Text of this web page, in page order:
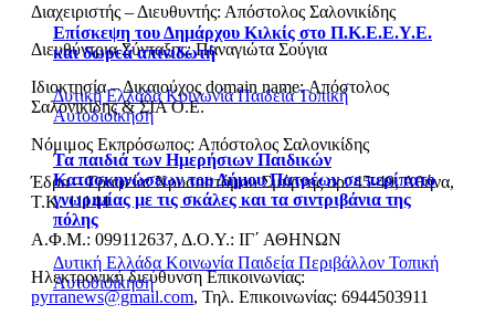
Επίσκεψη του Δημάρχου Κιλκίς στο Π.Κ.Ε.Ε.Υ.Ε.
και δωρεά απινιδωτή
Δυτική ΕλλάδαΚοινωνίαΠαιδείαΤοπική
Αυτοδιοίκηση
Τα παιδιά των Ημερήσιων Παιδικών
Κατασκηνώσεων του Δήμου Πατρέων σε περίπατο
γνωριμίας με τις σκάλες και τα σιντριβάνια της
πόλης
Δυτική Ελλάδα Κοινωνία Παιδεία Περιβάλλον Τοπική
Αυτοδιοίκηση
Διαχειριστής – Διευθυντής: Απόστολος Σαλονικίδης
Διευθύντρια Σύνταξης: Παναγιώτα Σούγια
Ιδιοκτησία – Δικαιούχος domain name: Απόστολος
Σαλονικίδης & ΣΙΑ Ο.Ε.
Νόμιμος Εκπρόσωπος: Απόστολος Σαλονικίδης
Έδρα – Γραφεία: Χρυσοστόμου Σμύρνης αρ. 45-49, Αθήνα,
Τ.Κ. 11144
Α.Φ.Μ.: 099112637, Δ.Ο.Υ.: ΙΓ΄ ΑΘΗΝΩΝ
Ηλεκτρονική διεύθυνση Επικοινωνίας:
pyrranews@gmail.com, Τηλ. Επικοινωνίας: 6944503911